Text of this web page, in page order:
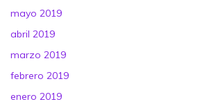
mayo 2019
abril 2019
marzo 2019
febrero 2019
enero 2019